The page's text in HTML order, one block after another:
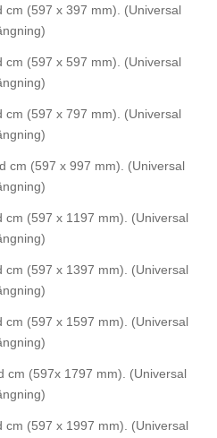
cm (597 x 397 mm). (Universal
cm (597 x 597 mm). (Universal
cm (597 x 797 mm). (Universal
cm (597 x 997 mm). (Universal
cm (597 x 1197 mm). (Universal
cm (597 x 1397 mm). (Universal
cm (597 x 1597 mm). (Universal
cm (597x 1797 mm). (Universal
cm (597 x 1997 mm). (Universal